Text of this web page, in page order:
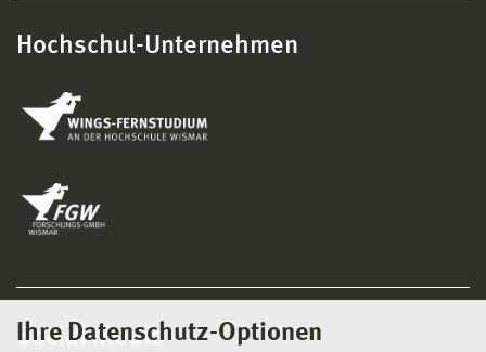
Ihre Datenschutz-Optionen
Hochschul-Unternehmen
Social Media